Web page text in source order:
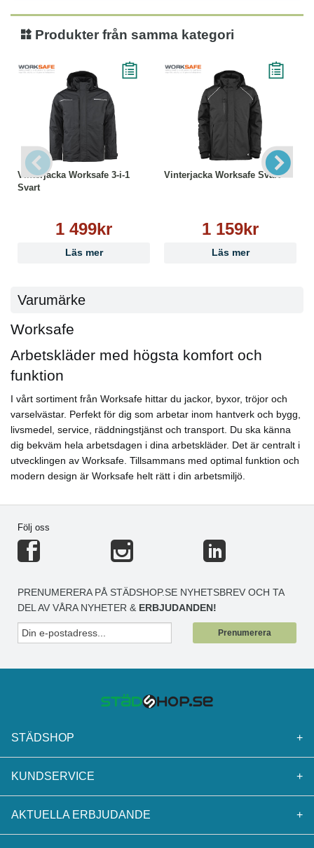
Ej strykning
Ej kemtvätt
Produkter från samma kategori
Vinterjacka Worksafe 3-i-1
Svart
1 499kr
Läs mer
Vinterjacka Worksafe Svart
1 159kr
Läs mer
Varumärke
Worksafe
Arbetskläder med högsta komfort och
funktion
I vårt sortiment från Worksafe hittar du jackor, byxor, tröjor och
varselvästar. Perfekt för dig som arbetar inom hantverk och bygg,
livsmedel, service, räddningstjänst och transport. Du ska känna
dig bekväm hela arbetsdagen i dina arbetskläder. Det är centralt i
utvecklingen av Worksafe. Tillsammans med optimal funktion och
modern design är Worksafe helt rätt i din arbetsmiljö.
Följ oss
PRENUMERERA PÅ STÄDSHOP.SE NYHETSBREV OCH TA
DEL AV VÅRA NYHETER & ERBJUDANDEN!
Prenumerera
STÄDSHOP +
KUNDSERVICE +
AKTUELLA ERBJUDANDE +